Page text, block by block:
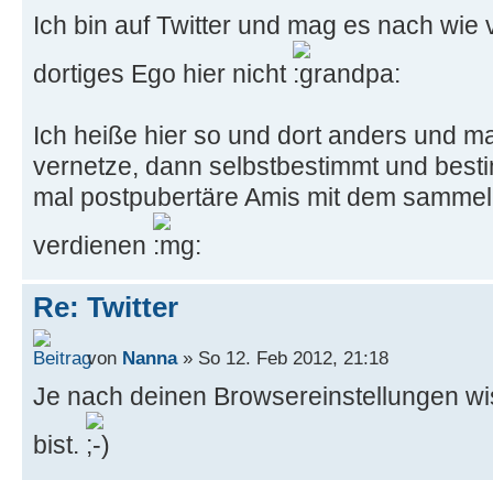
Ich bin auf Twitter und mag es nach wie
dortiges Ego hier nicht
Ich heiße hier so und dort anders und
vernetze, dann selbstbestimmt und
mal postpubertäre Amis mit dem
verdienen
Re: Twitter
von Nanna» So 12. Feb 2012, 21:18
Je nach deinen Browsereinstellungen
bist.